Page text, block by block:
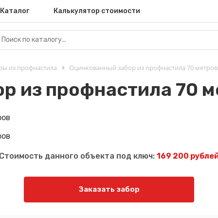
Каталог Калькулятор стоимости
из профнастила Оцинкованный забор из профнастила 70 метров
из профнастила 70
данного объекта под ключ: 169 200
Заказать забор